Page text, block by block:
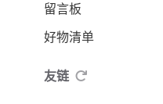
留言板
好物清单
友链